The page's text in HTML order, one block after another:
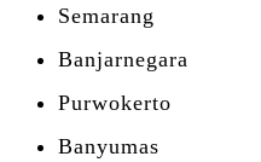
Semarang
Banjarnegara
Purwokerto
Banyumas